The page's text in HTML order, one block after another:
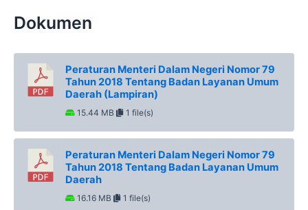
Dokumen
Peraturan Menteri Dalam Negeri Nomor 79
Tahun 2018 Tentang Badan Layanan Umum
Daerah (Lampiran)
15.44 MB 1 file(s)
Peraturan Menteri Dalam Negeri Nomor 79
Tahun 2018 Tentang Badan Layanan Umum
Daerah
16.16 MB 1 file(s)